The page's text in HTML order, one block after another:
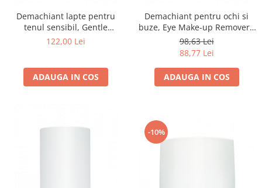
Demachiant lapte pentru
tenul sensibil, Gentle
Cleanser - 120ml
122,00 Lei
ADAUGA IN COS
Demachiant pentru ochi si
buze, Eye Make-up Remover -
120ml
98,63 Lei
88,77 Lei
ADAUGA IN COS
-10%